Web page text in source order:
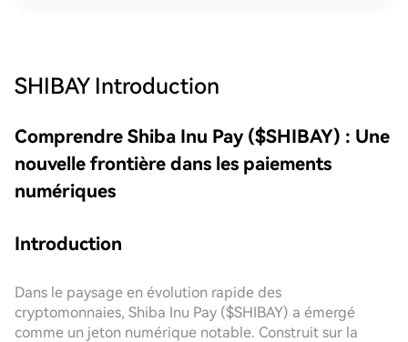
SHIBAY Introduction
Comprendre Shiba Inu Pay ($SHIBAY) : Une
nouvelle frontière dans les paiements
numériques
Introduction
Dans le paysage en évolution rapide des
cryptomonnaies, Shiba Inu Pay ($SHIBAY) a émergé
comme un jeton numérique notable. Construit sur la